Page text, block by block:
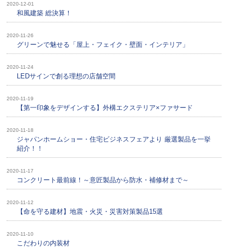
2020-12-01
和風建築 総決算！
2020-11-26
グリーンで魅せる「屋上・フェイク・壁面・インテリア」
2020-11-24
LEDサインで創る理想の店舗空間
2020-11-19
【第一印象をデザインする】外構エクステリア×ファサード
2020-11-18
ジャパンホームショー・住宅ビジネスフェアより 厳選製品を一挙
紹介！！
2020-11-17
コンクリート最前線！～意匠製品から防水・補修材まで～
2020-11-12
【命を守る建材】地震・火災・災害対策製品15選
2020-11-10
こだわりの内装材